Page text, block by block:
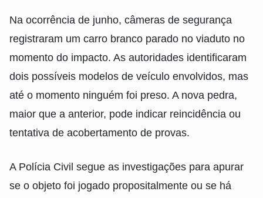
Na ocorrência de junho, câmeras de segurança
registraram um carro branco parado no viaduto no
momento do impacto. As autoridades identificaram
dois possíveis modelos de veículo envolvidos, mas
até o momento ninguém foi preso. A nova pedra,
maior que a anterior, pode indicar reincidência ou
tentativa de acobertamento de provas.
A Polícia Civil segue as investigações para apurar
se o objeto foi jogado propositalmente ou se há